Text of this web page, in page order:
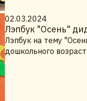
02.03.2024
Лэпбук "Осень"
Лэпбук на тему
дошкольного